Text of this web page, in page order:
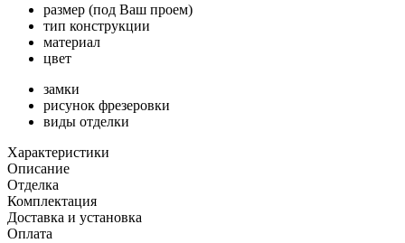
размер (под Ваш проем)
тип конструкции
материал
цвет
замки
рисунок фрезеровки
виды отделки
Характеристики
Описание
Отделка
Комплектация
Доставка и установка
Оплата